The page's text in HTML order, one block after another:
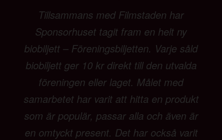
Tillsammans med Filmstaden har
Sponsorhuset tagit fram en helt ny
biobiljett – Föreningsbiljetten. Varje såld
biobiljett ger 10 kr direkt till den utvalda
föreningen eller laget. Målet med
samarbetet har varit att hitta en produkt
som är populär, passar alla och även är
en omtyckt present. Det har också varit